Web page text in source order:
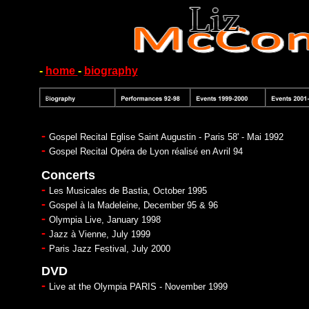
- home - biography
- Gospel Recital Eglise Saint Augustin - Paris 58' - Mai 1992
- Gospel Recital Opéra de Lyon réalisé en Avril 94
Concerts
- Les Musicales de Bastia, October 1995
- Gospel à la Madeleine, December 95 & 96
- Olympia Live, January 1998
- Jazz à Vienne, July 1999
- Paris Jazz Festival, July 2000
DVD
- Live at the Olympia PARIS - November 1999